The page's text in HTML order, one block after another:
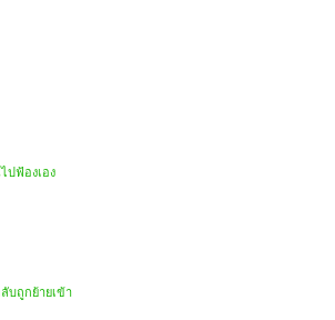
ปฟ้องเอง
บถูกย้ายเข้า